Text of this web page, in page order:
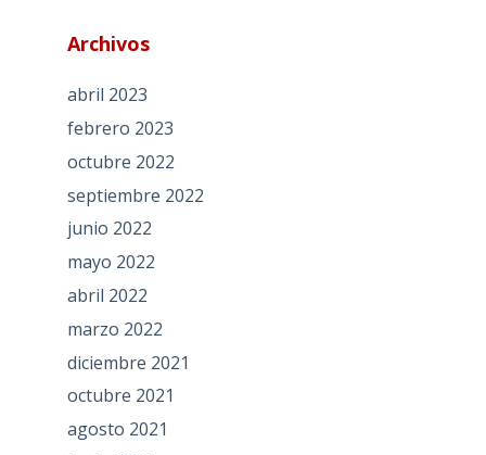
Archivos
abril 2023
febrero 2023
octubre 2022
septiembre 2022
junio 2022
mayo 2022
abril 2022
marzo 2022
diciembre 2021
octubre 2021
agosto 2021